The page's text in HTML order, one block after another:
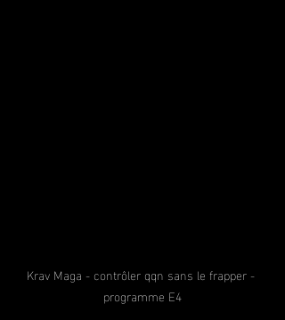
Krav Maga - contrôler qqn sans le frapper -
programme E4